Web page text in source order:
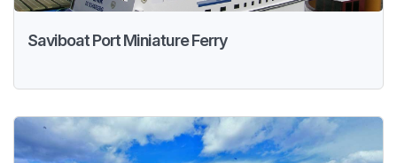
Saviboat Port Miniature Ferry